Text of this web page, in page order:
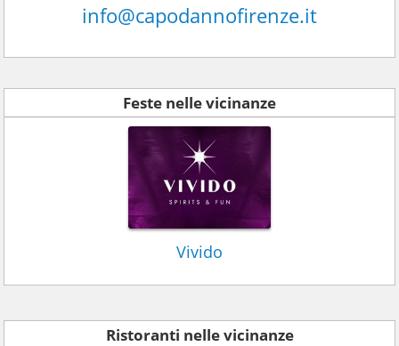
info@capodannofirenze.it
Feste nelle vicinanze
Vivido
Ristoranti nelle vicinanze